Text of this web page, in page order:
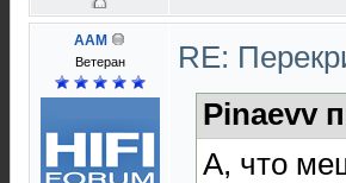
AAM
Ветеран
RE:
Pinaevv
А, что